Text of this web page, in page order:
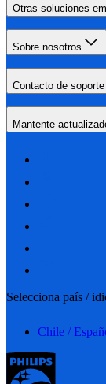
Otras soluciones
Sobre nosotros
Contacto de soporte
Mantente
Selecciona país /
Chile /